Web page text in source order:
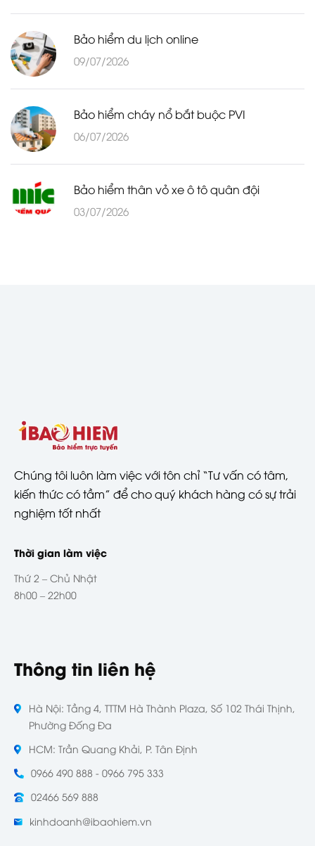
Bảo hiểm du lịch online
09/07/2026
Bảo hiểm cháy nổ bắt buộc PVI
06/07/2026
Bảo hiểm thân vỏ xe ô tô quân đội
03/07/2026
Chúng tôi luôn làm việc với tôn chỉ “Tư vấn có tâm,
kiến thức có tầm” để cho quý khách hàng có sự trải
nghiệm tốt nhất
Thời gian làm việc
Thứ 2 – Chủ Nhật
8h00 – 22h00
Thông tin liên hệ
Hà Nội: Tầng 4, TTTM Hà Thành Plaza, Số 102 Thái Thịnh,
Phường Đống Đa
HCM: Trần Quang Khải, P. Tân Định
0966 490 888 - 0966 795 333
02466 569 888
kinhdoanh@ibaohiem.vn